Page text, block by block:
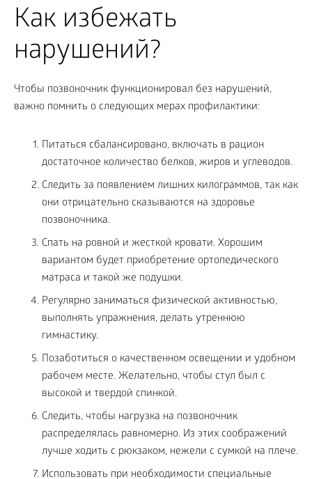
Как избежать
нарушений?
Чтобы позвоночник функционировал без нарушений,
важно помнить о следующих мерах профилактики:
Питаться сбалансировано, включать в рацион
достаточное количество белков, жиров и углеводов.
Следить за появлением лишних килограммов, так как
они отрицательно сказываются на здоровье
позвоночника.
Спать на ровной и жесткой кровати. Хорошим
вариантом будет приобретение ортопедического
матраса и такой же подушки.
Регулярно заниматься физической активностью,
выполнять упражнения, делать утреннюю
гимнастику.
Позаботиться о качественном освещении и удобном
рабочем месте. Желательно, чтобы стул был с
высокой и твердой спинкой.
Следить, чтобы нагрузка на позвоночник
распределялась равномерно. Из этих соображений
лучше ходить с рюкзаком, нежели с сумкой на плече.
Использовать при необходимости специальные